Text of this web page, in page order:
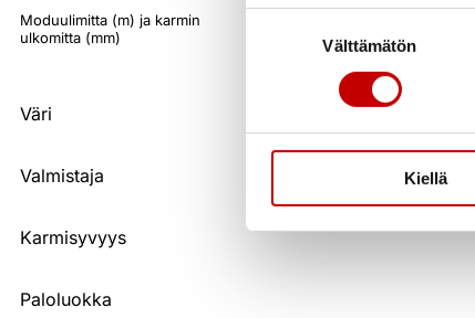
Välttämätön
Kiellä
Moduulimitta (m) ja karmin
ulkomitta (mm)
Väri
Valmistaja
Karmisyvyys
Paloluokka
Ovi- ja ikkunakauppa
rakennustarvikkeiden
toiminta on alkanut jo